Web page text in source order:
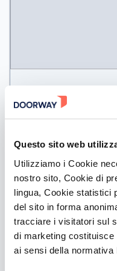
Questo sito web
Utilizziamo i Cookie
nostro sito, Cookie di
lingua, Cookie statistici
del sito in forma
tracciare i visitatori sul
di marketing costituisce
ai sensi della normativa
vince la prima
fundraising su
Squp, startup fondata a
prima edizione di
e PMI nata per
innovative e sostenibili
L’iniziativa è promossa
Retex, che hanno
innovativo e il forte